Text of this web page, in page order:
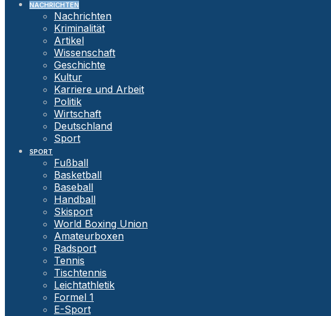
NACHRICHTEN
Nachrichten
Kriminalität
Artikel
Wissenschaft
Geschichte
Kultur
Karriere und Arbeit
Politik
Wirtschaft
Deutschland
Sport
SPORT
Fußball
Basketball
Baseball
Handball
Skisport
World Boxing Union
Amateurboxen
Radsport
Tennis
Tischtennis
Leichtathletik
Formel 1
E-Sport